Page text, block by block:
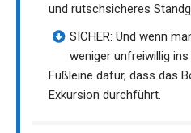
und rutschsicheres
SICHER: Und wenn
weniger unfreiwillig
Fußleine dafür, dass das
Exkursion durchführt.